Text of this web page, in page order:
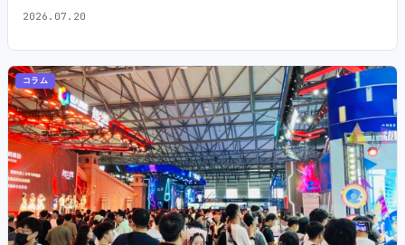
2026.07.20
コラム